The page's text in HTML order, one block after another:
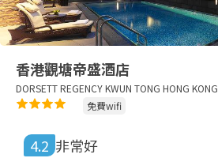
香港觀塘帝盛酒店
DORSETT REGENCY KWUN TONG HONG KONG
免費wifi
4.2 非常好